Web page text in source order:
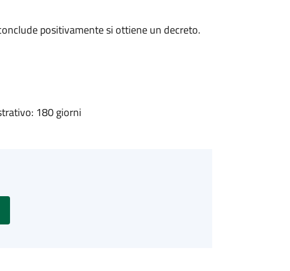
positivamente si ottiene un decreto.
180 giorni